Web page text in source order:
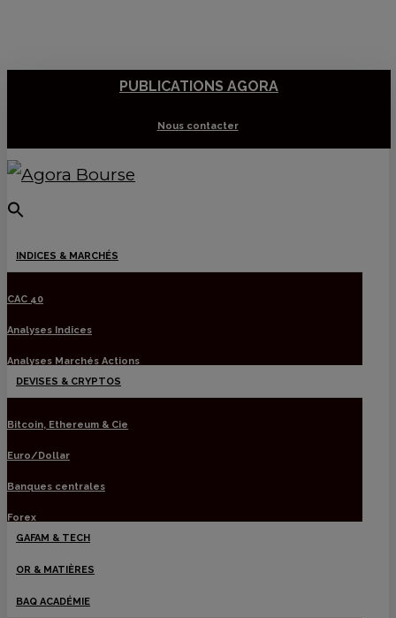
PUBLICATIONS AGORA
Nous contacter
Menu
INDICES & MARCHÉS
CAC 40
Analyses Indices
Analyses Marchés Actions
DEVISES & CRYPTOS
Bitcoin, Ethereum & Cie
Euro/Dollar
Banques centrales
Forex
GAFAM & TECH
OR & MATIÈRES
BAQ ACADÉMIE